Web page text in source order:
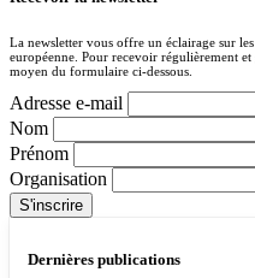
La newsletter vous offre un éclairage sur
européenne. Pour recevoir régulièrement
moyen du formulaire ci-dessous.
Adresse e-mail
Nom
Prénom
Organisation
Dernières publications